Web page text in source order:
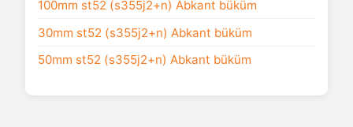
100mm st52 (s355j2+n) Abkant büküm
30mm st52 (s355j2+n) Abkant büküm
50mm st52 (s355j2+n) Abkant büküm